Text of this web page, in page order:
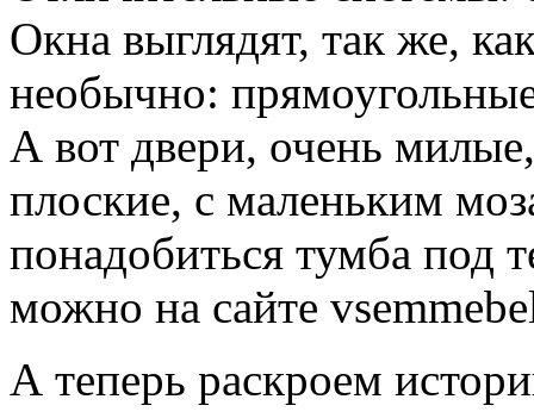
Окна выглядят, так же,
необычно:
А вот двери, очень
плоские, с маленьким
понадобиться тумба под
можно на сайте
А теперь раскроем